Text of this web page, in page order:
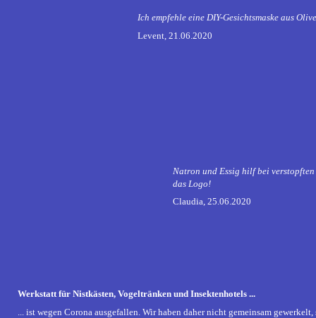
Ich empfehle eine DIY-Gesichtsmaske aus
Levent, 21.06.2020
Natron und Essig hilf bei
das Logo!
Claudia, 25.06.2020
Werkstatt für Nistkästen, Vogeltränken und Insektenhotels ...
... ist wegen Corona ausgefallen. Wir haben daher nicht gemeinsam